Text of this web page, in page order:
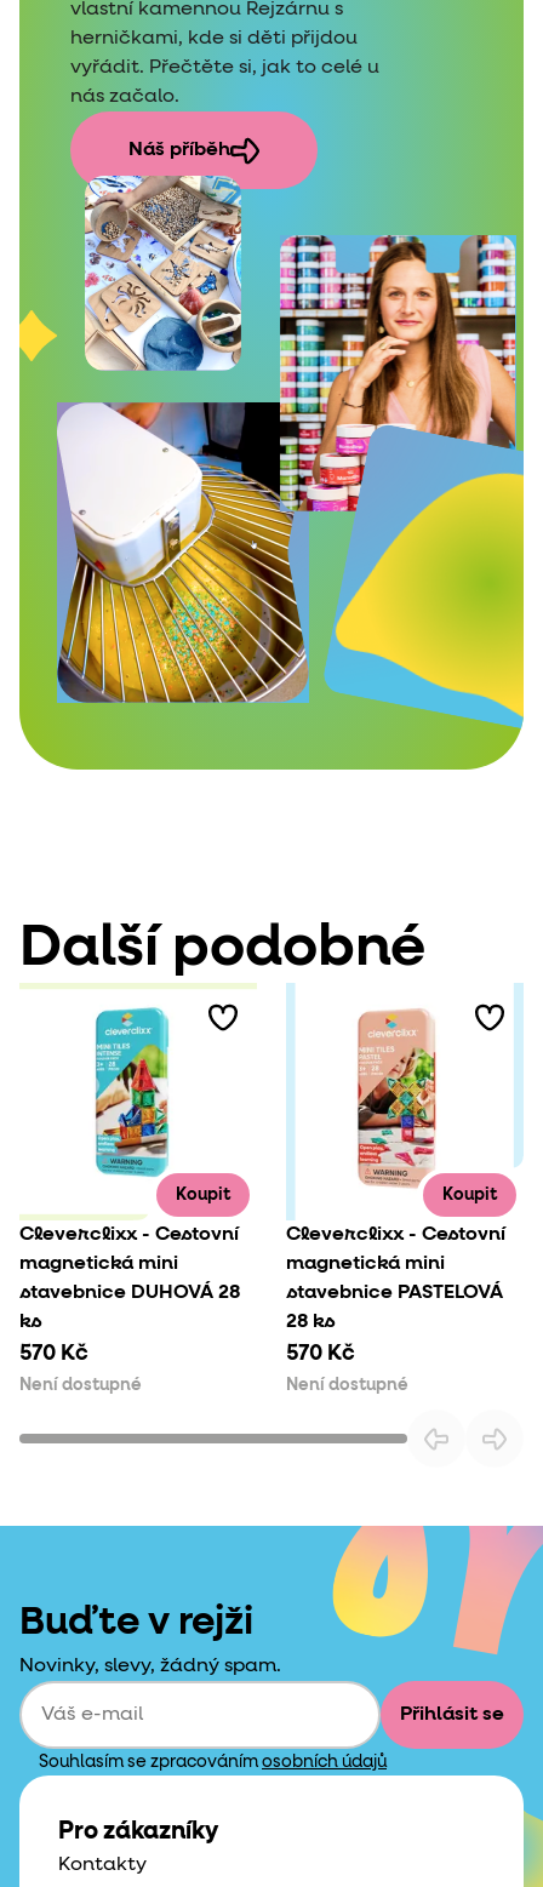
vlastní kamennou Rejzárnu s
herničkami, kde si děti přijdou
vyřádit. Přečtěte si, jak to celé u
nás začalo.
Náš příběh
Další podobné
Koupit
Cleverclixx - Cestovní
magnetická mini
stavebnice DUHOVÁ 28
ks
570 Kč
Není dostupné
Koupit
Cleverclixx - Cestovní
magnetická mini
stavebnice PASTELOVÁ
28 ks
570 Kč
Není dostupné
Buďte v rejži
Novinky, slevy, žádný spam.
Přihlásit se
Souhlasím se zpracováním osobních údajů
Pro zákazníky
Kontakty